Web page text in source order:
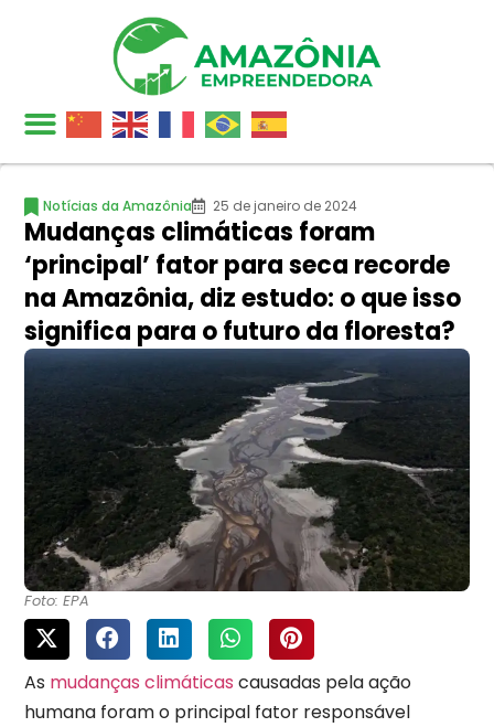
Notícias da Amazônia 25 de janeiro de 2024
Mudanças climáticas foram
‘principal’ fator para seca recorde
na Amazônia, diz estudo: o que isso
significa para o futuro da floresta?
Foto: EPA
As mudanças climáticas causadas pela ação
humana foram o principal fator responsável